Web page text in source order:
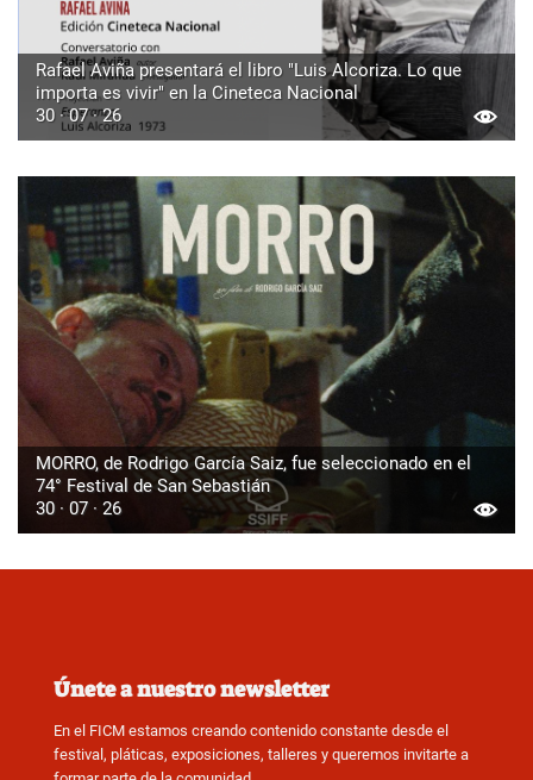
Rafael Aviña presentará el libro "Luis Alcoriza. Lo que
importa es vivir" en la Cineteca Nacional
30 · 07 · 26
MORRO, de Rodrigo García Saiz, fue seleccionado en el
74° Festival de San Sebastián
30 · 07 · 26
Únete a nuestro newsletter
En el FICM estamos creando contenido constante desde el
festival, pláticas, exposiciones, talleres y queremos invitarte a